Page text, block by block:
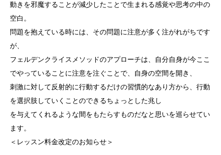
動きを邪魔することが減少したことで生まれる感覚や思考の中の
空白。
問題を抱えている時には、その問題に注意が多く注がれがちです
が、
フェルデンクライスメソッドのアプローチは、自分自身が今ここ
でやっていることに注意を注ぐことで、自身の空間を開き、
刺激に対して反射的に行動するだけの習慣的なあり方から、行動
を選択肢していくことのできるちょっとした兆し
を与えてくれるような間をもたらすものだなと思いを巡らせてい
ます。
＜レッスン料金改定のお知らせ＞